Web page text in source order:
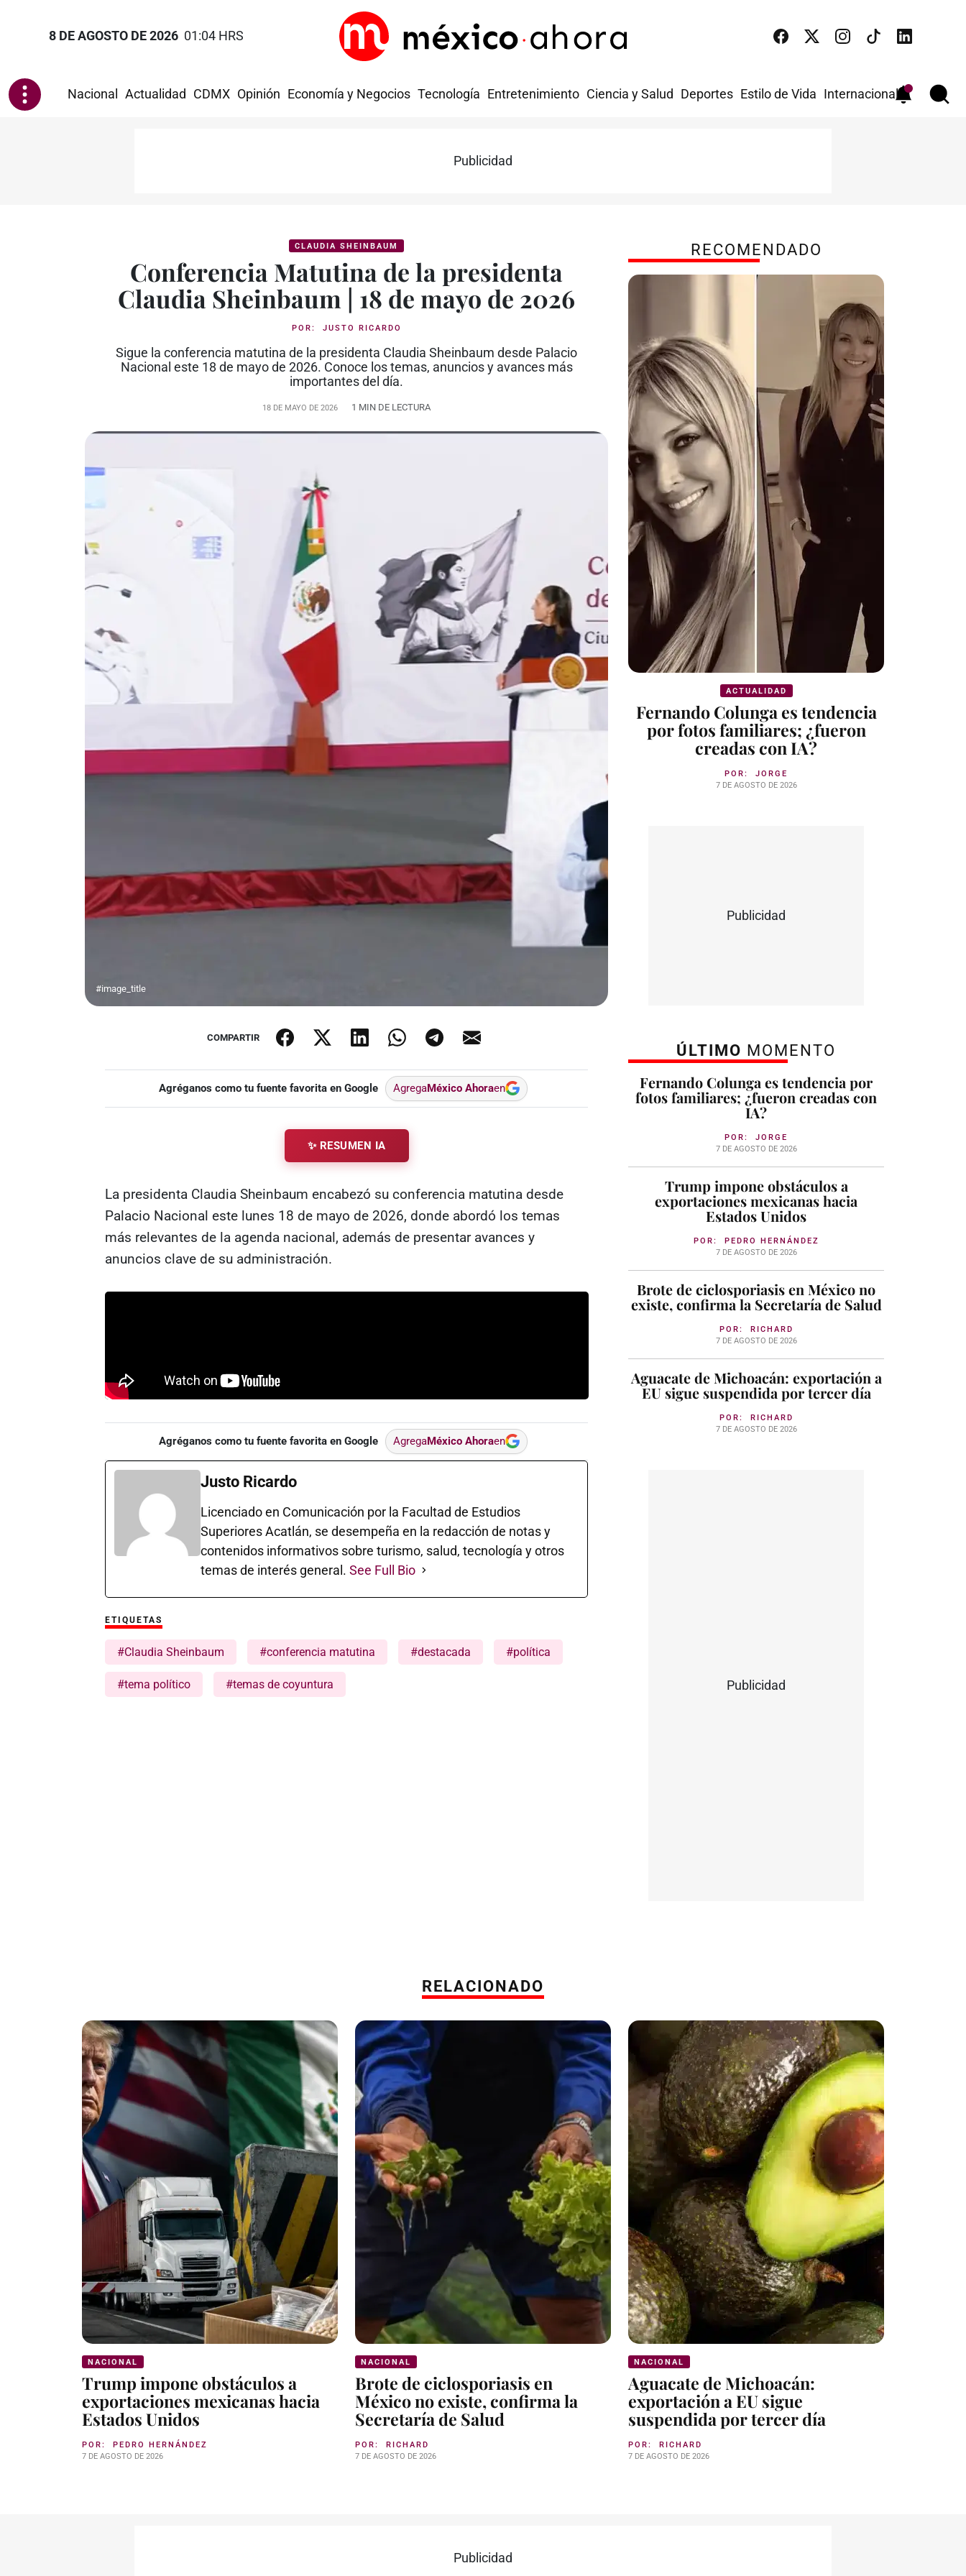
8 DE AGOSTO DE 2026 01:04 HRS
Nacional Actualidad CDMX Opinión Economía y Negocios Tecnología Entretenimiento Ciencia y Salud Deportes Estilo de Vida Internacional
Publicidad
CLAUDIA SHEINBAUM
Conferencia Matutina de la presidenta
Claudia Sheinbaum | 18 de mayo de 2026
POR: JUSTO RICARDO
Sigue la conferencia matutina de la presidenta Claudia Sheinbaum desde Palacio
Nacional este 18 de mayo de 2026. Conoce los temas, anuncios y avances más
importantes del día.
18 DE MAYO DE 2026 1 MIN DE LECTURA
#image_title
COMPARTIR
Agréganos como tu fuente favorita en Google AgregaMéxico Ahoraen
✨ RESUMEN IA
La presidenta Claudia Sheinbaum encabezó su conferencia matutina desde
Palacio Nacional este lunes 18 de mayo de 2026, donde abordó los temas
más relevantes de la agenda nacional, además de presentar avances y
anuncios clave de su administración.
Agréganos como tu fuente favorita en Google AgregaMéxico Ahoraen
Justo Ricardo
Licenciado en Comunicación por la Facultad de Estudios
Superiores Acatlán, se desempeña en la redacción de notas y
contenidos informativos sobre turismo, salud, tecnología y otros
temas de interés general. See Full Bio
ETIQUETAS
#Claudia Sheinbaum #conferencia matutina #destacada #política
#tema político #temas de coyuntura
RECOMENDADO
ACTUALIDAD
Fernando Colunga es tendencia
por fotos familiares; ¿fueron
creadas con IA?
POR: JORGE
7 DE AGOSTO DE 2026
Publicidad
ÚLTIMO MOMENTO
Fernando Colunga es tendencia por
fotos familiares; ¿fueron creadas con
IA?
POR: JORGE
7 DE AGOSTO DE 2026
Trump impone obstáculos a
exportaciones mexicanas hacia
Estados Unidos
POR: PEDRO HERNÁNDEZ
7 DE AGOSTO DE 2026
Brote de ciclosporiasis en México no
existe, confirma la Secretaría de Salud
POR: RICHARD
7 DE AGOSTO DE 2026
Aguacate de Michoacán: exportación a
EU sigue suspendida por tercer día
POR: RICHARD
7 DE AGOSTO DE 2026
Publicidad
RELACIONADO
NACIONAL
Trump impone obstáculos a
exportaciones mexicanas hacia
Estados Unidos
POR: PEDRO HERNÁNDEZ
7 DE AGOSTO DE 2026
NACIONAL
Brote de ciclosporiasis en
México no existe, confirma la
Secretaría de Salud
POR: RICHARD
7 DE AGOSTO DE 2026
NACIONAL
Aguacate de Michoacán:
exportación a EU sigue
suspendida por tercer día
POR: RICHARD
7 DE AGOSTO DE 2026
Publicidad